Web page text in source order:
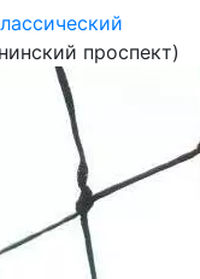
проспект)